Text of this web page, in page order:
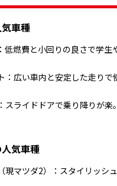
車種
低燃費と小回りの良さで学生
：広い車内と安定した走りで
スライドドアで乗り降りが楽
気車種
現マツダ2）：スタイリッシ